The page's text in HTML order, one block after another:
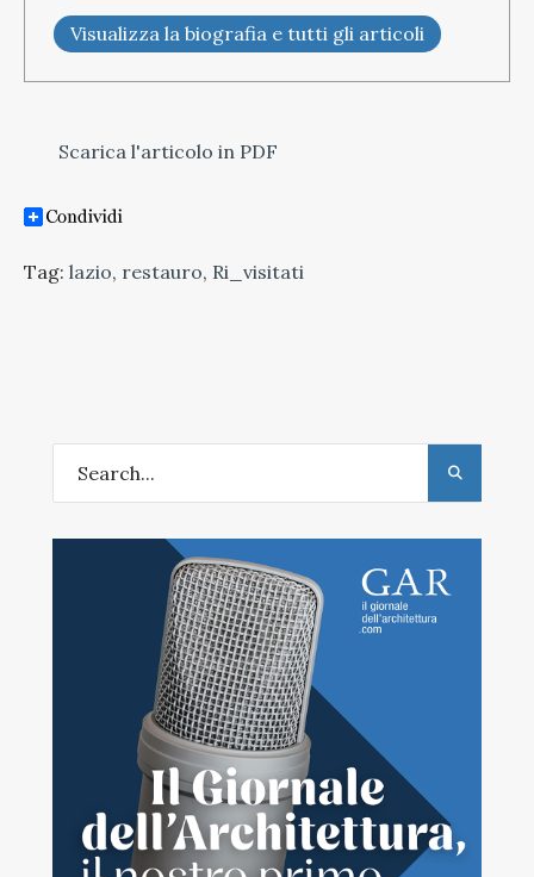
Visualizza la biografia e tutti gli articoli
Scarica l'articolo in PDF
Tag: lazio, restauro, Ri_visitati